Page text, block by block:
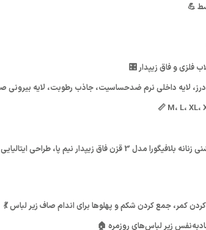
💪
لایه داخلی نرم ضدحساسیت، جاذب رطوبت، لایه بیرونی
: گن ساعت شنی زنانه بلافیگورا مدل 3 قزن
کمر، جمع کردن شکم و پهلوها برای اندام صاف زیر لباس 💃
زیر لباس‌های روزمره 🏠